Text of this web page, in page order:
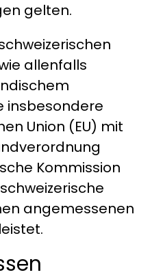
gelten.
allenfalls
insbesondere
Union (EU) mit
Kommission
angemessenen